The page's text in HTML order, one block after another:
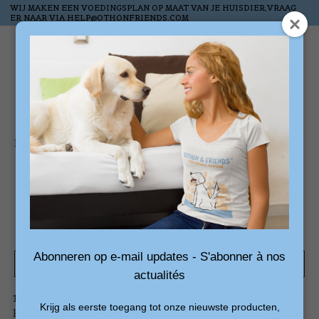
WIJ MAKEN EEN VOEDINGSPLAN OP MAAT VAN JE HUISDIER,VRAAG
ER NAAR VIA HELP@OTHONFRIENDS.COM
Verlanglijst
Home / Tags rustplek
Producten getagd met
rustplek
Filters weergeven
1
producten
op
producten
Abonneren op e-mail updates - S'abonner à nos
actualités
Krijg als eerste toegang tot onze nieuwste producten,